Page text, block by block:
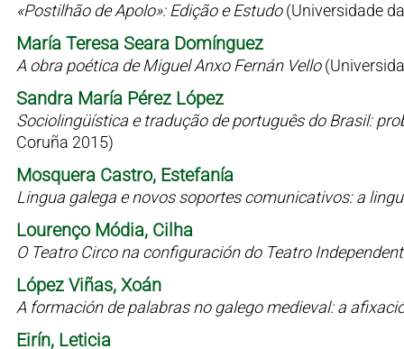
«Postilhão de Apolo»: Edição e Estudo(Universidade
María Teresa Seara Domínguez
A obra poética de Miguel Anxo Fernán Vello
Sandra María Pérez López
Sociolingüística e tradução de português do Brasil:
Coruña 2015)
Mosquera Castro, Estefanía
Lingua galega e novos soportes comunicativos: a
Lourenço Módia, Cilha
O Teatro Circo na configuración do Teatro
López Viñas, Xoán
A formación de palabras no galego medieval: a
Eirín, Leticia